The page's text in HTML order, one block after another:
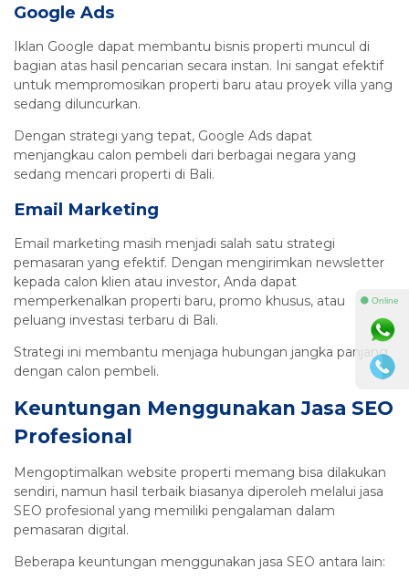
Google Ads
Iklan Google dapat membantu bisnis properti muncul di
bagian atas hasil pencarian secara instan. Ini sangat efektif
untuk mempromosikan properti baru atau proyek villa yang
sedang diluncurkan.
Dengan strategi yang tepat, Google Ads dapat
menjangkau calon pembeli dari berbagai negara yang
sedang mencari properti di Bali.
Email Marketing
Email marketing masih menjadi salah satu strategi
pemasaran yang efektif. Dengan mengirimkan newsletter
kepada calon klien atau investor, Anda dapat
memperkenalkan properti baru, promo khusus, atau
peluang investasi terbaru di Bali.
Strategi ini membantu menjaga hubungan jangka panjang
dengan calon pembeli.
Keuntungan Menggunakan Jasa SEO
Profesional
Mengoptimalkan website properti memang bisa dilakukan
sendiri, namun hasil terbaik biasanya diperoleh melalui jasa
SEO profesional yang memiliki pengalaman dalam
pemasaran digital.
Beberapa keuntungan menggunakan jasa SEO antara lain:
⚫ Online